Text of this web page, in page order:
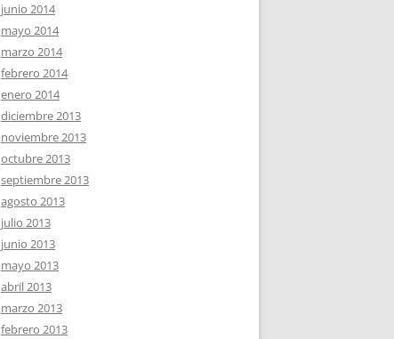
junio 2014
mayo 2014
marzo 2014
febrero 2014
enero 2014
diciembre 2013
noviembre 2013
octubre 2013
septiembre 2013
agosto 2013
julio 2013
junio 2013
mayo 2013
abril 2013
marzo 2013
febrero 2013